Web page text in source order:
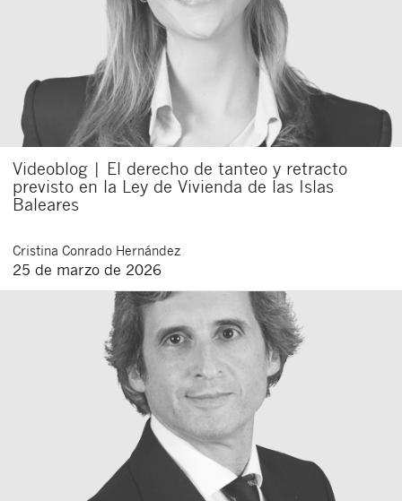
Videoblog | El derecho de tanteo y retracto
previsto en la Ley de Vivienda de las Islas
Baleares
Cristina Conrado Hernández
25 de marzo de 2026